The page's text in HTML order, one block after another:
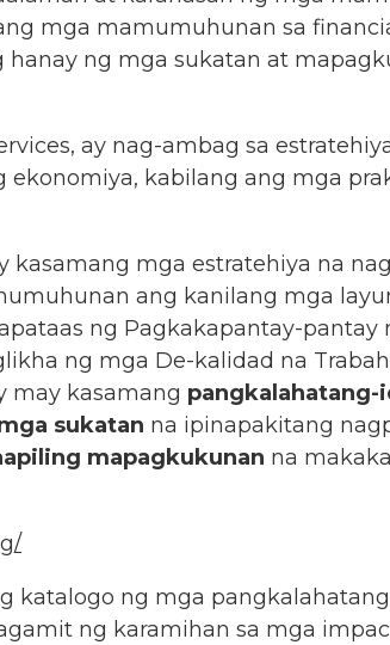
mga mamumuhunan sa
ng mga sukatan at
ay nag-ambag sa
kabilang ang mga
mga estratehiya na
ang kanilang mga
ng Pagkakapantay-pantay
ng mga De-kalidad na
may kasamang pangkalahatang-
sukatan na ipinapakitang
mapagkukunan na
katalogo ng mga pangkalahatang
ng karamihan sa mga